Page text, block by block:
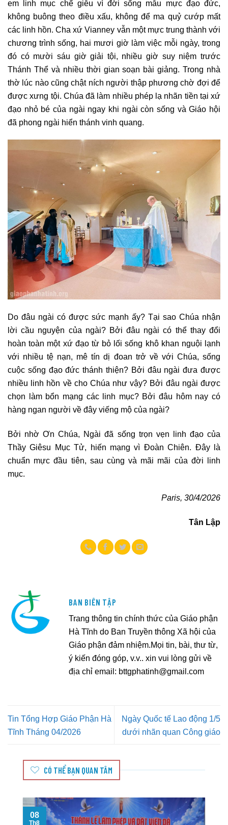
em linh mục chế giễu vì đời sống mẫu mực đạo đức,
không buông theo điều xấu, không để ma quỷ cướp mất
các linh hồn. Cha xứ Vianney vẫn một mực trung thành với
chương trình sống, hai mươi giờ làm việc mỗi ngày, trong
đó có mười sáu giờ giải tội, nhiều giờ suy niệm trước
Thánh Thể và nhiều thời gian soạn bài giảng. Trong nhà
thờ lúc nào cũng chật ních người thập phương chờ đợi để
được xưng tội. Chúa đã làm nhiều phép lạ nhãn tiền tại xứ
đạo nhỏ bé của ngài ngay khi ngài còn sống và Giáo hội
đã phong ngài hiển thánh vinh quang.
Do đâu ngài có được sức mạnh ấy? Tại sao Chúa nhận
lời cầu nguyện của ngài? Bởi đâu ngài có thể thay đổi
hoàn toàn một xứ đạo từ bỏ lối sống khô khan nguội lạnh
với nhiều tệ nạn, mê tín dị đoan trở về với Chúa, sống
cuộc sống đạo đức thánh thiện? Bởi đâu ngài đưa được
nhiều linh hồn về cho Chúa như vậy? Bởi đâu ngài được
chọn làm bổn mạng các linh mục? Bởi đâu hôm nay có
hàng ngan người về đây viếng mộ của ngài?
Bởi nhờ Ơn Chúa, Ngài đã sống trọn vẹn linh đạo của
Thầy Giêsu Mục Tử, hiến mạng vì Đoàn Chiên. Đây là
chuẩn mực đầu tiên, sau cùng và mãi mãi của đời linh
mục.
Paris, 30/4/2026
Tân Lập
BAN BIÊN TẬP
Trang thông tin chính thức của Giáo phận
Hà Tĩnh do Ban Truyền thông Xã hội của
Giáo phận đảm nhiệm.Mọi tin, bài, thư từ,
ý kiến đóng góp, v.v.. xin vui lòng gửi về
địa chỉ email: bttgphatinh@gmail.com
Tin Tổng Hợp Giáo Phận Hà
Tĩnh Tháng 04/2026
Ngày Quốc tế Lao động 1/5
dưới nhãn quan Công giáo
CÓ THỂ BẠN QUAN TÂM
08
Th8